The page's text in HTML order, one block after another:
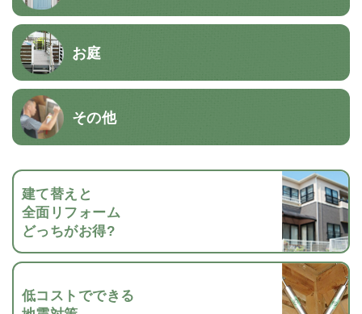
お庭
その他
建て替えと
全面リフォーム
どっちがお得?
低コストでできる